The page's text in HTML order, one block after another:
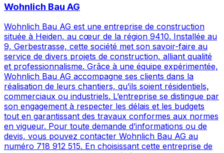
Wohnlich Bau AG
Wohnlich Bau AG est une entreprise de construction
située à Heiden, au cœur de la région 9410. Installée au
9, Gerbestrasse, cette société met son savoir-faire au
service de divers projets de construction, alliant qualité
et professionnalisme. Grâce à une équipe expérimentée,
Wohnlich Bau AG accompagne ses clients dans la
réalisation de leurs chantiers, qu’ils soient résidentiels,
commerciaux ou industriels. L’entreprise se distingue par
son engagement à respecter les délais et les budgets
tout en garantissant des travaux conformes aux normes
en vigueur. Pour toute demande d’informations ou de
devis, vous pouvez contacter Wohnlich Bau AG au
numéro 718 912 515. En choisissant cette entreprise de